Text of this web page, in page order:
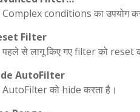
Complex conditions का उपयोग
Filter
पहले से लागू किए गए filter को reset
AutoFilter
AutoFilter को hide करता है।